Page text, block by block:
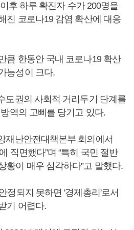
후 하루 확진자 수가 200명을
진 코로나19 감염 확산에 대응
큼 한동안 국내 코로나19 확산
능성이 크다.
도권의 사회적 거리두기 단계를
역의 고삐를 당기고 있다.
재난안전대책본부 회의에서
직면했다”며 “특히 국민 절반
황이 매우 심각하다”고 말했다.
정되지 못하면 '경제총리'로서
기 어렵다.